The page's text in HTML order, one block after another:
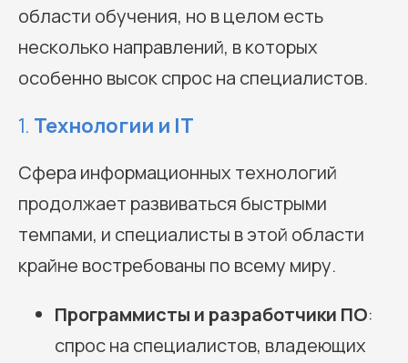
области обучения, но в целом есть
несколько направлений, в которых
особенно высок спрос на специалистов.
1. Технологии и IT
Сфера информационных технологий
продолжает развиваться быстрыми
темпами, и специалисты в этой области
крайне востребованы по всему миру.
Программисты и разработчики ПО:
спрос на специалистов, владеющих